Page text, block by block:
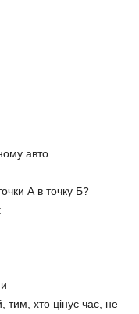
авто
А в точку Б?
тим, хто цінує час, не